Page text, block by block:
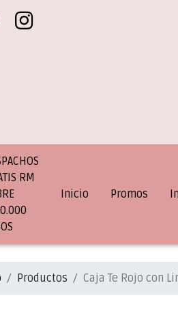
RM
Inicio Promos
Productos Caja Te Rojo con